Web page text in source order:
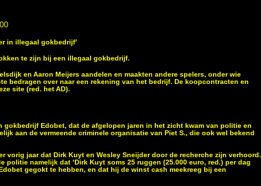
in illegaal gokbedrijf'
te zijn bij een illegaal gokbedrijf.
en Aaron Meijers aandelen en maakten andere spelers, onder wie
bedragen over naar een rekening van het bedrijf. De koopcontracten en
site (red. het AD).
gokbedrijf Edobet, dat de afgelopen jaren in het zicht kwam van politie en
aan de vermeende criminele organisatie van Piet S., die ook wel bekend
vorig jaar dat Dirk Kuyt en Wesley Sneijder door de recherche zijn verhoord.
politie namelijk dat ‘Dirk Kuyt soms 25 ruggen (25.000 euro, red.) per dag
gegokt te hebben, en dat hij de winst cash meekreeg bij een